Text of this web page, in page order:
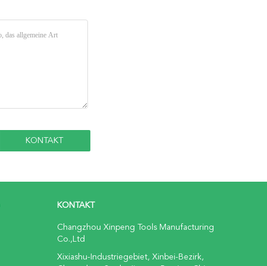
KONTAKT
Changzhou Xinpeng Tools Manufacturing
Co.,Ltd
Xixiashu-Industriegebiet, Xinbei-Bezirk,